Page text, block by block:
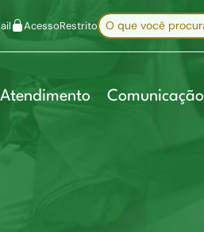
AcessoRestritoBuscar no site
Atendimento Comunicação